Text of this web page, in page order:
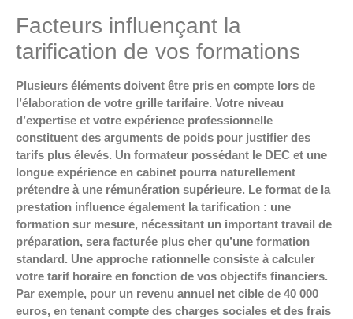
Facteurs influençant la
tarification de vos formations
Plusieurs éléments doivent être pris en compte lors de
l’élaboration de votre grille tarifaire. Votre niveau
d’expertise et votre expérience professionnelle
constituent des arguments de poids pour justifier des
tarifs plus élevés. Un formateur possédant le DEC et une
longue expérience en cabinet pourra naturellement
prétendre à une rémunération supérieure. Le format de la
prestation influence également la tarification : une
formation sur mesure, nécessitant un important travail de
préparation, sera facturée plus cher qu’une formation
standard. Une approche rationnelle consiste à calculer
votre tarif horaire en fonction de vos objectifs financiers.
Par exemple, pour un revenu annuel net cible de 40 000
euros, en tenant compte des charges sociales et des frais